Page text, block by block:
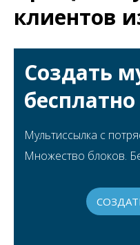
клиентов
Создать
бесплатно
Мультиссылка с
Множество блоков.